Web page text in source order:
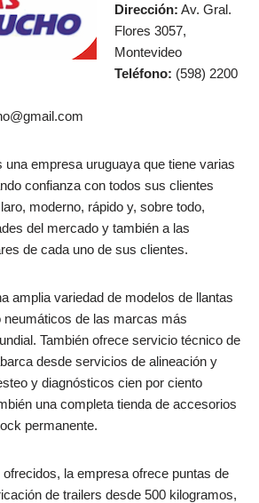
Dirección: Av. Gral.
Flores 3057,
Montevideo
Teléfono: (598) 2200
una empresa uruguaya que tiene varias
confianza con todos sus clientes
moderno, rápido y, sobre todo,
del mercado y también a las
de cada uno de sus clientes.
amplia variedad de modelos de llantas
de las marcas más
También ofrece servicio técnico de
desde servicios de alineación y
y diagnósticos cien por ciento
una completa tienda de accesorios
permanente.
la empresa ofrece puntas de
de trailers desde 500 kilogramos,